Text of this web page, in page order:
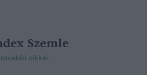
Szemle
cikkei